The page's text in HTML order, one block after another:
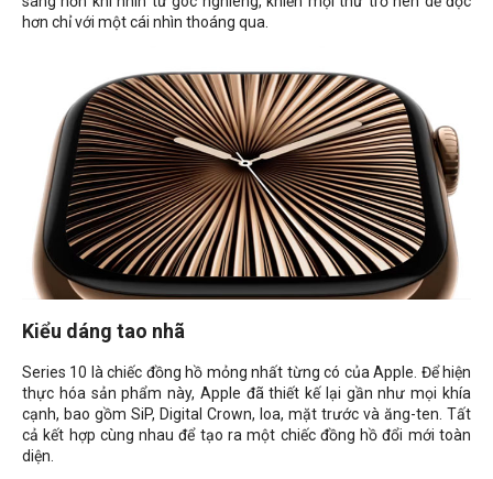
hơn chỉ với một cái nhìn thoáng qua.
Kiểu dáng tao nhã
Series 10 là chiếc đồng hồ mỏng nhất từng có của Apple. Để hiện
thực hóa sản phẩm này, Apple đã thiết kế lại gần như mọi khía
cạnh, bao gồm SiP, Digital Crown, loa, mặt trước và ăng-ten. Tất
cả kết hợp cùng nhau để tạo ra một chiếc đồng hồ đổi mới toàn
diện.